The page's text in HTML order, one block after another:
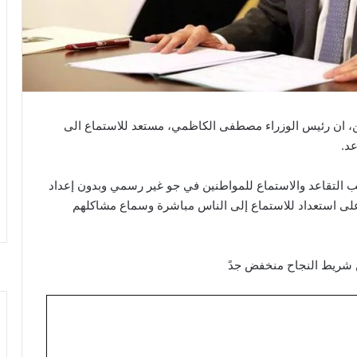
ان رئيس الوزراء مصطفى الكاظمي، مستعد للاستماع الى
التقاعد والاستماع للمواطنين في جو غير رسمي وبدون إعداد
استعداد للاستماع إلى الناس مباشرة وسماع مشاكلهم
شريط النجاح منخفض جدً